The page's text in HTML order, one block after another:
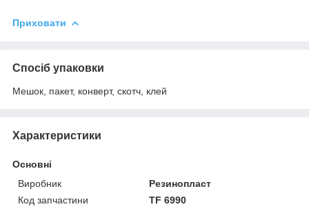
Приховати
Спосіб упаковки
Мешок, пакет, конверт, скотч, клей
Характеристики
Основні
Виробник
Резинопласт
Код запчастини
TF 6990